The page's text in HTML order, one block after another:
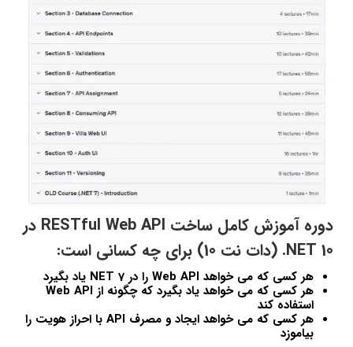
دوره آموزش کامل ساخت RESTful Web API در
10 NET. (دات نت 10) برای چه کسانی است:
هر کسی که می خواهد Web API را در NET 7 یاد بگیرد
هر کسی که می خواهد یاد بگیرد که چگونه از Web API
استفاده کند
هر کسی که می خواهد ایجاد و مصرف API با احراز هویت را
بیاموزد